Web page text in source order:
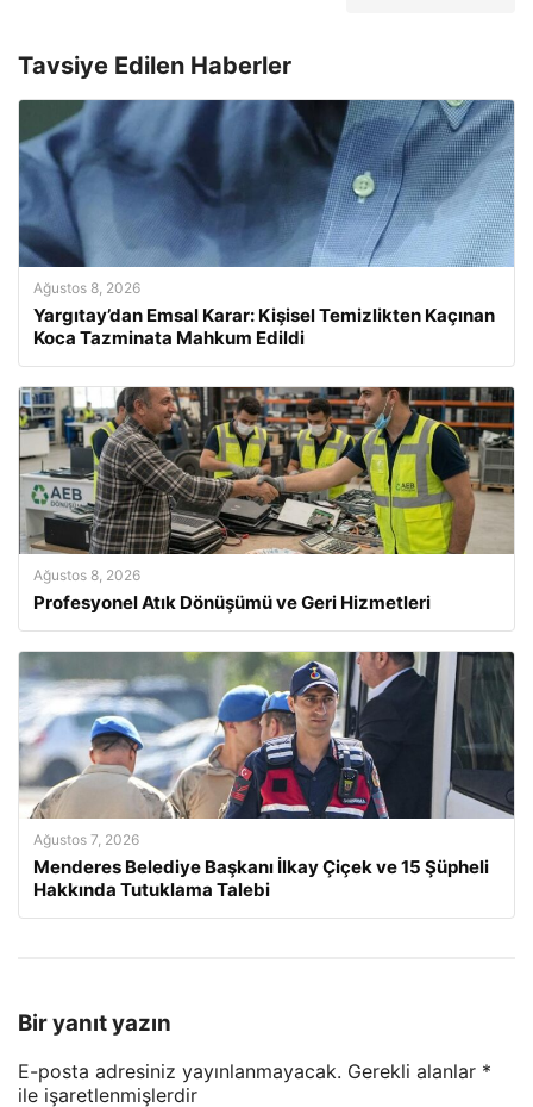
Tavsiye Edilen Haberler
Ağustos 8, 2026
Yargıtay’dan Emsal Karar: Kişisel Temizlikten Kaçınan
Koca Tazminata Mahkum Edildi
Ağustos 8, 2026
Profesyonel Atık Dönüşümü ve Geri Hizmetleri
Ağustos 7, 2026
Menderes Belediye Başkanı İlkay Çiçek ve 15 Şüpheli
Hakkında Tutuklama Talebi
Bir yanıt yazın
E-posta adresiniz yayınlanmayacak. Gerekli alanlar *
ile işaretlenmişlerdir